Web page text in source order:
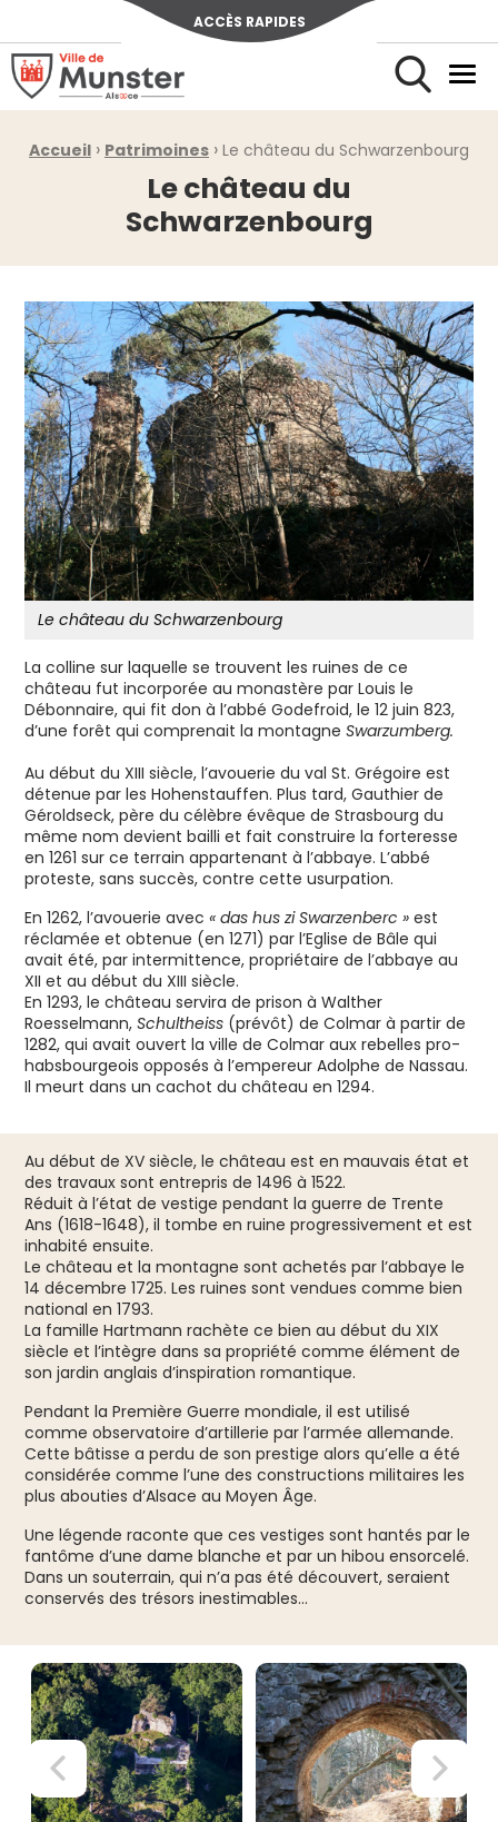
ACCÈS RAPIDES
Ville de Munster (Alsace) Située au cœur de l’Alsace et de
Rechercher
Fil d'Ariane :
Accueil › Patrimoines › Le château du Schwarzenbourg
Le château du
Schwarzenbourg
Le château du Schwarzenbourg
La colline sur laquelle se trouvent les ruines de ce
château fut incorporée au monastère par Louis le
Débonnaire, qui fit don à l’abbé Godefroid, le 12 juin 823,
d’une forêt qui comprenait la montagne Swarzumberg.
Au début du XIII siècle, l’avouerie du val St. Grégoire est
détenue par les Hohenstauffen. Plus tard, Gauthier de
Géroldseck, père du célèbre évêque de Strasbourg du
même nom devient bailli et fait construire la forteresse
en 1261 sur ce terrain appartenant à l’abbaye. L’abbé
proteste, sans succès, contre cette usurpation.
En 1262, l’avouerie avec « das hus zi Swarzenberc » est
réclamée et obtenue (en 1271) par l’Eglise de Bâle qui
avait été, par intermittence, propriétaire de l’abbaye au
XII et au début du XIII siècle.
En 1293, le château servira de prison à Walther
Roesselmann, Schultheiss (prévôt) de Colmar à partir de
1282, qui avait ouvert la ville de Colmar aux rebelles pro-
habsbourgeois opposés à l’empereur Adolphe de Nassau.
Il meurt dans un cachot du château en 1294.
Au début de XV siècle, le château est en mauvais état et
des travaux sont entrepris de 1496 à 1522.
Réduit à l’état de vestige pendant la guerre de Trente
Ans (1618-1648), il tombe en ruine progressivement et est
inhabité ensuite.
Le château et la montagne sont achetés par l’abbaye le
14 décembre 1725. Les ruines sont vendues comme bien
national en 1793.
La famille Hartmann rachète ce bien au début du XIX
siècle et l’intègre dans sa propriété comme élément de
son jardin anglais d’inspiration romantique.
Pendant la Première Guerre mondiale, il est utilisé
comme observatoire d’artillerie par l’armée allemande.
Cette bâtisse a perdu de son prestige alors qu’elle a été
considérée comme l’une des constructions militaires les
plus abouties d’Alsace au Moyen Âge.
Une légende raconte que ces vestiges sont hantés par le
fantôme d’une dame blanche et par un hibou ensorcelé.
Dans un souterrain, qui n’a pas été découvert, seraient
conservés des trésors inestimables…